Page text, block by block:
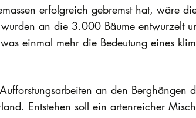
erfolgreich gebremst hat, wäre
an die 3.000 Bäume entwurzelt
einmal mehr die Bedeutung eines
an den Berghängen
Entstehen soll ein artenreicher